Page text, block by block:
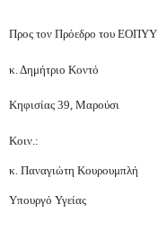
Προς τον Πρόεδρο του ΕΟΠΥΥ
κ. Δημήτριο Κοντό
Κηφισίας 39, Μαρούσι
Κοιν.:
κ. Παναγιώτη Κουρουμπλή
Υπουργό Υγείας